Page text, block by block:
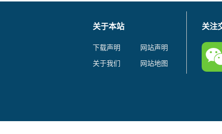
关于本站
下载声明
网站声明
关于我们
网站地图
关注